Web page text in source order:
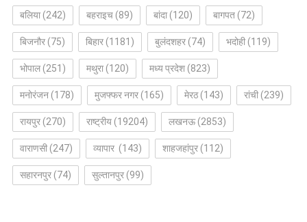
बलिया(242) बहराइच(89) बांदा(120) बागपत(72)
बिजनौर(75) बिहार(1181) बुलंदशहर(74) भदोही(119)
भोपाल(251) मथुरा(120) मध्य प्रदेश(823)
मनोरंजन(178) मुजफ्फर नगर(165) मेरठ(143) रांची(239)
रायपुर(270) राष्ट्रीय(19204) लखनऊ(2853)
वाराणसी(247) व्यापार (143) शाहजहांपुर(112)
सहारनपुर(74) सुल्तानपुर(99)